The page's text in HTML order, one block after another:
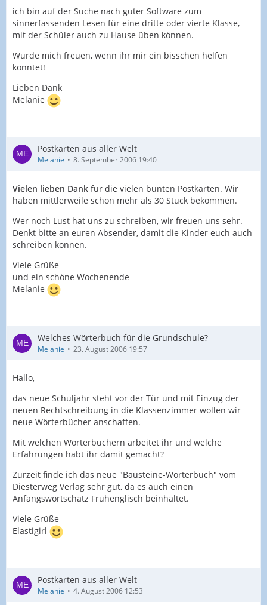
ich bin auf der Suche nach guter Software zum
sinnerfassenden Lesen für eine dritte oder vierte Klasse,
mit der Schüler auch zu Hause üben können.
Würde mich freuen, wenn ihr mir ein bisschen helfen
könntet!
Lieben Dank
Melanie
Postkarten aus aller Welt
Melanie 8. September 2006 19:40
Vielen lieben Dank für die vielen bunten Postkarten. Wir
haben mittlerweile schon mehr als 30 Stück bekommen.
Wer noch Lust hat uns zu schreiben, wir freuen uns sehr.
Denkt bitte an euren Absender, damit die Kinder euch auch
schreiben können.
Viele Grüße
und ein schöne Wochenende
Melanie
Welches Wörterbuch für die Grundschule?
Melanie 23. August 2006 19:57
Hallo,
das neue Schuljahr steht vor der Tür und mit Einzug der
neuen Rechtschreibung in die Klassenzimmer wollen wir
neue Wörterbücher anschaffen.
Mit welchen Wörterbüchern arbeitet ihr und welche
Erfahrungen habt ihr damit gemacht?
Zurzeit finde ich das neue "Bausteine-Wörterbuch" vom
Diesterweg Verlag sehr gut, da es auch einen
Anfangswortschatz Frühenglisch beinhaltet.
Viele Grüße
Elastigirl
Postkarten aus aller Welt
Melanie 4. August 2006 12:53